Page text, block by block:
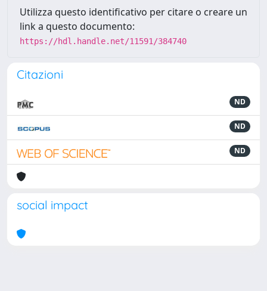
Utilizza questo identificativo per citare o creare un
link a questo documento:
https://hdl.handle.net/11591/384740
Citazioni
ND
ND
ND
social impact